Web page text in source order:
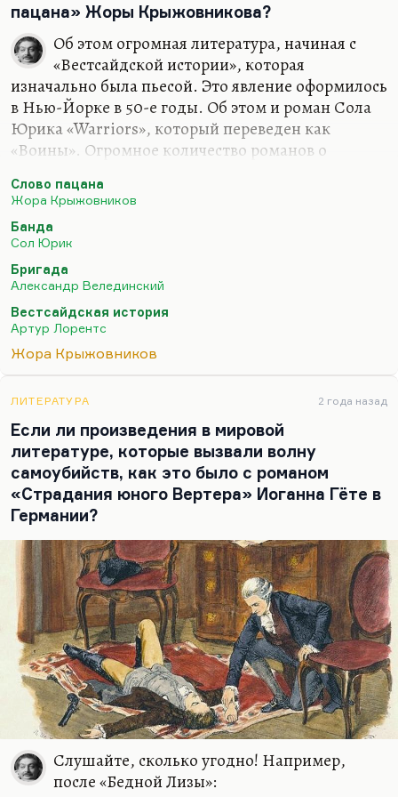
пацана» Жоры Крыжовникова?
Об этом огромная литература, начиная с
«Вестсайдской истории», которая
изначально была пьесой. Это явление оформилось
в Нью-Йорке в 50-е годы. Об этом и роман Сола
Юрика «Warriors», который переведен как
«Воины». Огромное количество романов о
Из российских книг такого рода ничего не знаю.
Только, может быть, «Бригаду», которую
Велединский написал как сценарист, вместе с
двумя соавторами. Он написал очень
качественно, на мой взгляд. А так тема не
отрефлексирована, потому что непонятно, как к
ним относиться. Для автора «Warriors» они герои,
для автора «Вестсайдской истории» они
диким законам, как и в «Ромео и Джульетте». Я-
Слово пацана
Жора Крыжовников
Банда
Сол Юрик
Бригада
Александр Велединский
Вестсайдская история
Артур Лорентс
Жора Крыжовников
ЛИТЕРАТУРА 2 года назад
Если ли произведения в мировой
литературе, которые вызвали волну
самоубийств, как это было с романом
«Страдания юного Вертера» Иоганна Гёте в
Германии?
Слушайте, сколько угодно! Например,
после «Бедной Лизы»: